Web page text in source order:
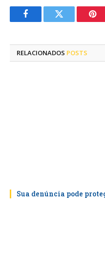
FacebookTwitter
RELACIONADOS POSTS
Sua denúncia pode